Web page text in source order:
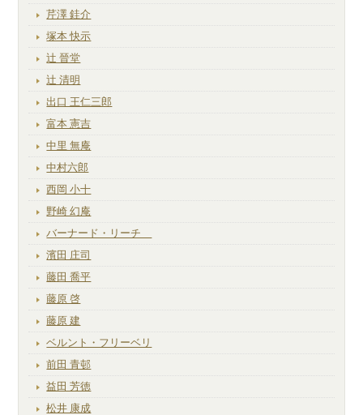
芹澤 銈介
塚本 快示
辻 晉堂
辻 清明
出口 王仁三郎
富本 憲吉
中里 無庵
中村六郎
西岡 小十
野崎 幻庵
バーナード・リーチ
濱田 庄司
藤田 喬平
藤原 啓
藤原 建
ベルント・フリーベリ
前田 青邨
益田 芳徳
松井 康成